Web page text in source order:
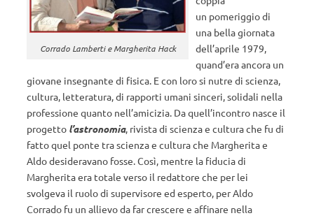
Corrado Lamberti e Margherita Hack
un pomeriggio di
una bella giornata
dell’aprile 1979,
quand’era ancora un
giovane insegnante di fisica. E con loro si nutre di scienza,
cultura, letteratura, di rapporti umani sinceri, solidali nella
professione quanto nell’amicizia. Da quell’incontro nasce il
progetto l’astronomia, rivista di scienza e cultura che fu di
fatto quel ponte tra scienza e cultura che Margherita e
Aldo desideravano fosse. Così, mentre la fiducia di
Margherita era totale verso il redattore che per lei
svolgeva il ruolo di supervisore ed esperto, per Aldo
Corrado fu un allievo da far crescere e affinare nella